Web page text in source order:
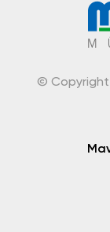
© Copyright